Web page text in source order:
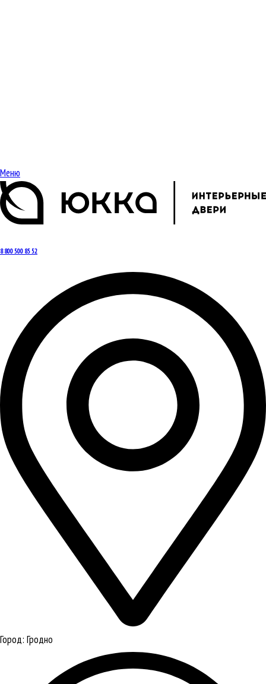
Меню
8 800 500 85 52
Город: Гродно